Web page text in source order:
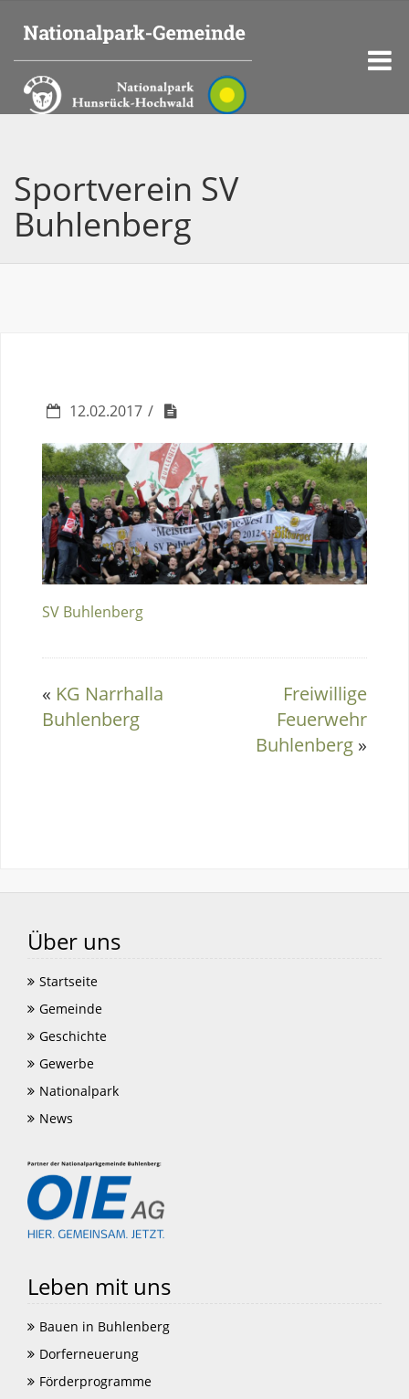
Sportverein SV
Buhlenberg
12.02.2017
SV Buhlenberg
« KG Narrhalla
Buhlenberg
Freiwillige
Feuerwehr
Buhlenberg »
Über uns
Startseite
Gemeinde
Geschichte
Gewerbe
Nationalpark
News
Leben mit uns
Bauen in Buhlenberg
Dorferneuerung
Förderprogramme